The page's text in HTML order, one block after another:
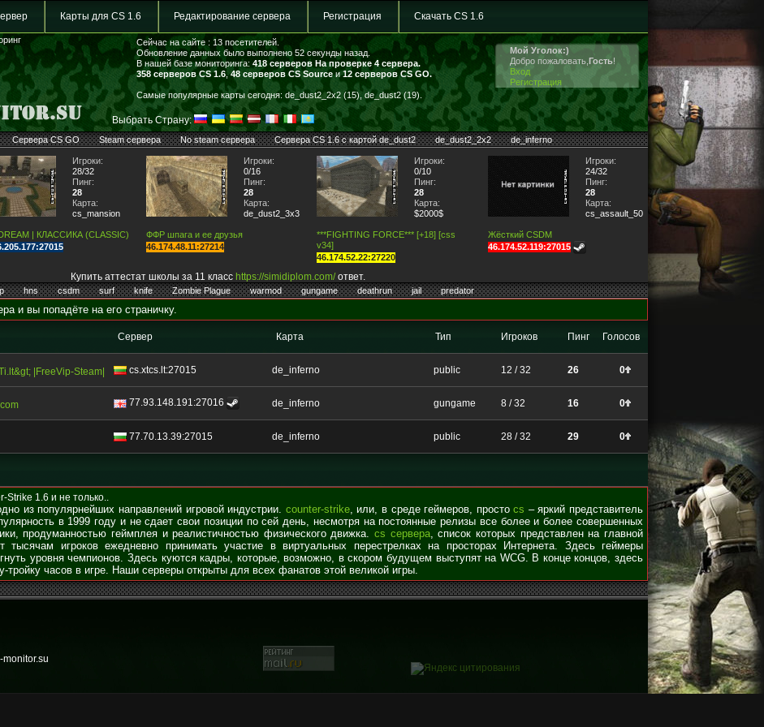
Карты для CS 1.6 Редактирование сервера Регистрация Скачать CS 1.6
Выбрать Страну:
Сейчас на сайте : 13 посетителей.
Обновление данных было выполнено 52 секунды назад.
В нашей базе мониторинга: 418 серверов На проверке 4 сервера.
358 серверов CS 1.6,48 серверов CS Sourceи12 серверов CS GO.
Самые популярные карты сегодня: de_dust2_2x2 (15), de_dust2 (19).
Мой Уголок:)
Добро пожаловать, Гость!
Вход
Регистрация
Сервера CS GO Steam сервера No steam сервера Сервера CS 1.6 с картой de_dust2 de_dust2_2x2 de_inferno
Игроки:
28/32
Пинг:
28
Карта:
cs_mansion
| КЛАССИКА (CLASSIC)
Игроки:
0/16
Пинг:
28
Карта:
de_dust2_3x3
ФФР шпага и ее друзья
46.174.48.11:27214
Игроки:
0/10
Пинг:
28
Карта:
$2000$
***FIGHTING FORCE*** [+18] [css
v34]
46.174.52.22:27220
Игроки:
24/32
Пинг:
28
Карта:
cs_assault_5053
Жёсткий CSDM
46.174.52.119:27015
Купить аттестат школы за 11 класс https://simidiplom.com/ответ.
hns csdm surf knife Zombie Plague warmod gungame deathrun jail predator
и вы попадёте на его страничку.
Сервер Карта Тип Игроков Пинг Голосов
|FreeVip-Steam| cs.xtcs.lt:27015 de_inferno public 12 / 32 26 0
77.93.148.191:27016 de_inferno gungame 8 / 32 16 0
77.70.13.39:27015 de_inferno public 28 / 32 29 0
1.6 и не только..
из популярнейших направлений игровой индустрии. counter-strike, или, в среде геймеров, простоcs – яркий представитель
в 1999 году и не сдает свои позиции по сей день, несмотря на постоянные релизы все более и более совершенных
продуманностью геймплея и реалистичностью физического движка.cs сервера, список которых представлен на главной
тысячам игроков ежедневно принимать участие в виртуальных перестрелках на просторах Интернета. Здесь геймеры
уровня чемпионов. Здесь куются кадры, которые, возможно, в скором будущем выступят на WCG. В конце концов, здесь
тройку часов в игре. Наши серверы открыты для всех фанатов этой великой игры.